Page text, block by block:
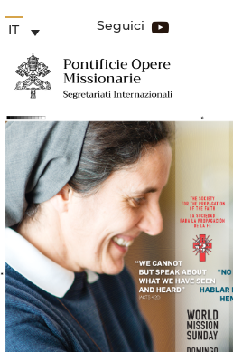
Seguici
IT